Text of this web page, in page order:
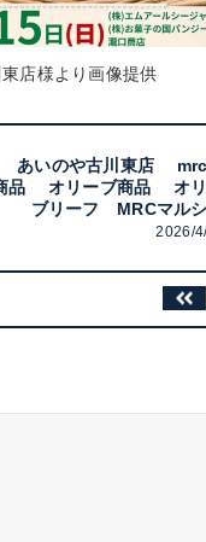
店様より画像提供
あいのや古川東店
品 オリーブ商品 オ
ブリーフ MRCマル
2026/